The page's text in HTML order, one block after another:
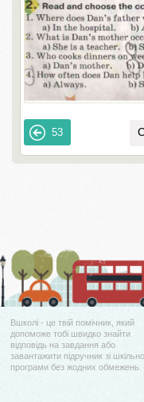
53
Вшколі - це твій помічник, який
допоможе тобі швидко знайти
відповідь на завдання або
завантажити підручник зі
програми без жодних обмежень.